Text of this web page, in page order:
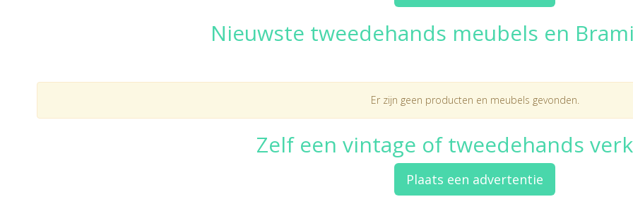
Nieuwste tweedehands meubels en
Er zijn geen producten en meubels gevonden.
Zelf een vintage of tweedehands
Plaats een advertentie